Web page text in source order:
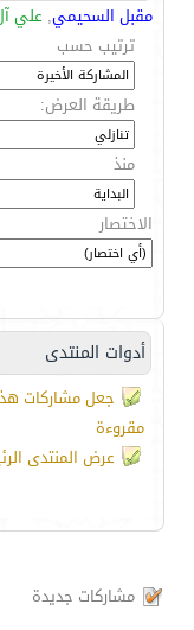
مقبل السحيمي,علي
ترتيب حسب
طريقة العرض:
منذ
الاختصار
أدوات المنتدى
جعل مشاركات
مقروءة
عرض المنتدى
مشاركات جديدة